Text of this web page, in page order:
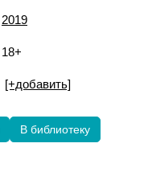
2019
18+
[+добавить]
В библиотеку